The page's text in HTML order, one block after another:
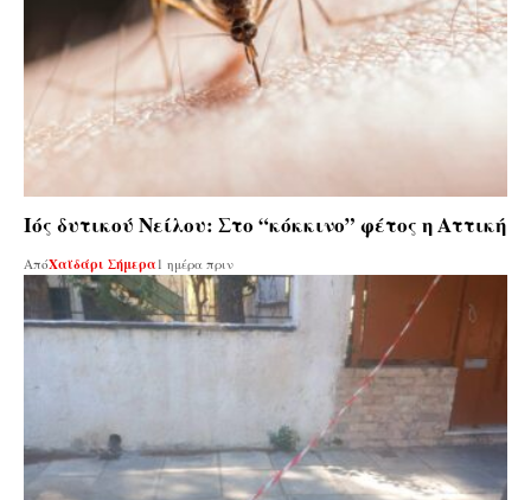
Ιός δυτικού Νείλου: Στο “κόκκινο” φέτος η Αττική
ΑπόΧαϊδάρι Σήμερα1 ημέρα πριν